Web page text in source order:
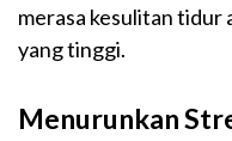
merasa kesulitan tidur
yang tinggi.
Menurunkan